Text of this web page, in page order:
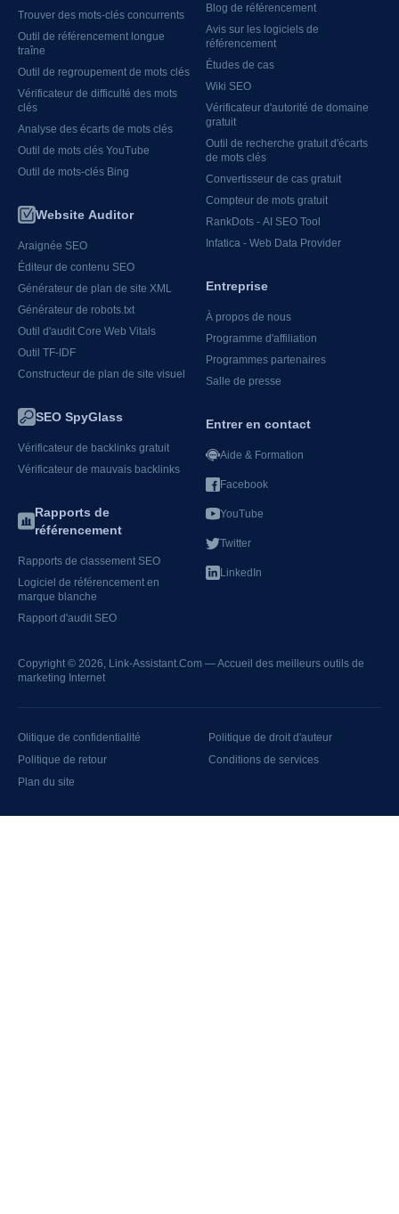
Trouver des mots-clés concurrents
Outil de référencement longue
traîne
Outil de regroupement de mots clés
Vérificateur de difficulté des mots
clés
Analyse des écarts de mots clés
Outil de mots clés YouTube
Outil de mots-clés Bing
Website Auditor
Araignée SEO
Éditeur de contenu SEO
Générateur de plan de site XML
Générateur de robots.txt
Outil d'audit Core Web Vitals
Outil TF-IDF
Constructeur de plan de site visuel
SEO SpyGlass
Vérificateur de backlinks gratuit
Vérificateur de mauvais backlinks
Rapports de
référencement
Rapports de classement SEO
Logiciel de référencement en
marque blanche
Rapport d'audit SEO
Blog de référencement
Avis sur les logiciels de
référencement
Études de cas
Wiki SEO
Vérificateur d'autorité de domaine
gratuit
Outil de recherche gratuit d'écarts
de mots clés
Convertisseur de cas gratuit
Compteur de mots gratuit
RankDots - AI SEO Tool
Infatica - Web Data Provider
Entreprise
À propos de nous
Programme d'affiliation
Programmes partenaires
Salle de presse
Entrer en contact
Aide & Formation
Facebook
YouTube
Twitter
LinkedIn
Copyright © 2026, Link-Assistant.Com — Accueil des meilleurs outils de
marketing Internet
olitique de confidentialité
Politique de droit d'auteur
Politique de retour
Conditions de services
Plan du site